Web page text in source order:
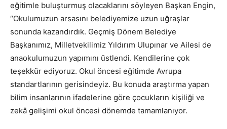
eğitimle buluşturmuş olacaklarını söyleyen Başkan Engin,
“Okulumuzun arsasını belediyemize uzun uğraşlar
sonunda kazandırdık. Geçmiş Dönem Belediye
Başkanımız, Milletvekilimiz Yıldırım Ulupınar ve Ailesi de
anaokulumuzun yapımını üstlendi. Kendilerine çok
teşekkür ediyoruz. Okul öncesi eğitimde Avrupa
standartlarının gerisindeyiz. Bu konuda araştırma yapan
bilim insanlarının ifadelerine göre çocukların kişiliği ve
zekâ gelişimi okul öncesi dönemde tamamlanıyor.